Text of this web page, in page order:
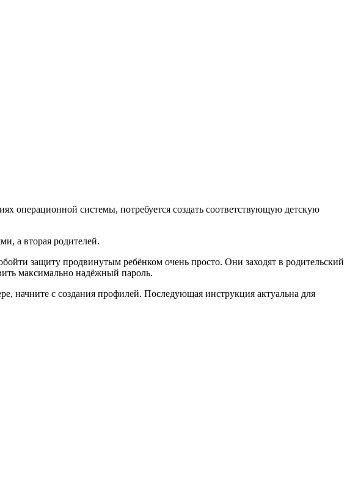
операционной системы, потребуется создать соответствующую детскую
а вторая родителей.
защиту продвинутым ребёнком очень просто. Они заходят в родительский
максимально надёжный пароль.
начните с создания профилей. Последующая инструкция актуальна для